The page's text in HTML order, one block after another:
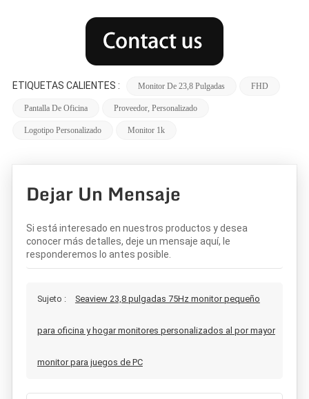
ETIQUETAS CALIENTES : Monitor De 23,8 Pulgadas FHD
Pantalla De Oficina Proveedor, Personalizado
Logotipo Personalizado Monitor 1k
Dejar Un Mensaje
Si está interesado en nuestros productos y desea
conocer más detalles, deje un mensaje aquí, le
responderemos lo antes posible.
Sujeto : Seaview 23,8 pulgadas 75Hz monitor pequeño
para oficina y hogar monitores personalizados al por mayor
monitor para juegos de PC